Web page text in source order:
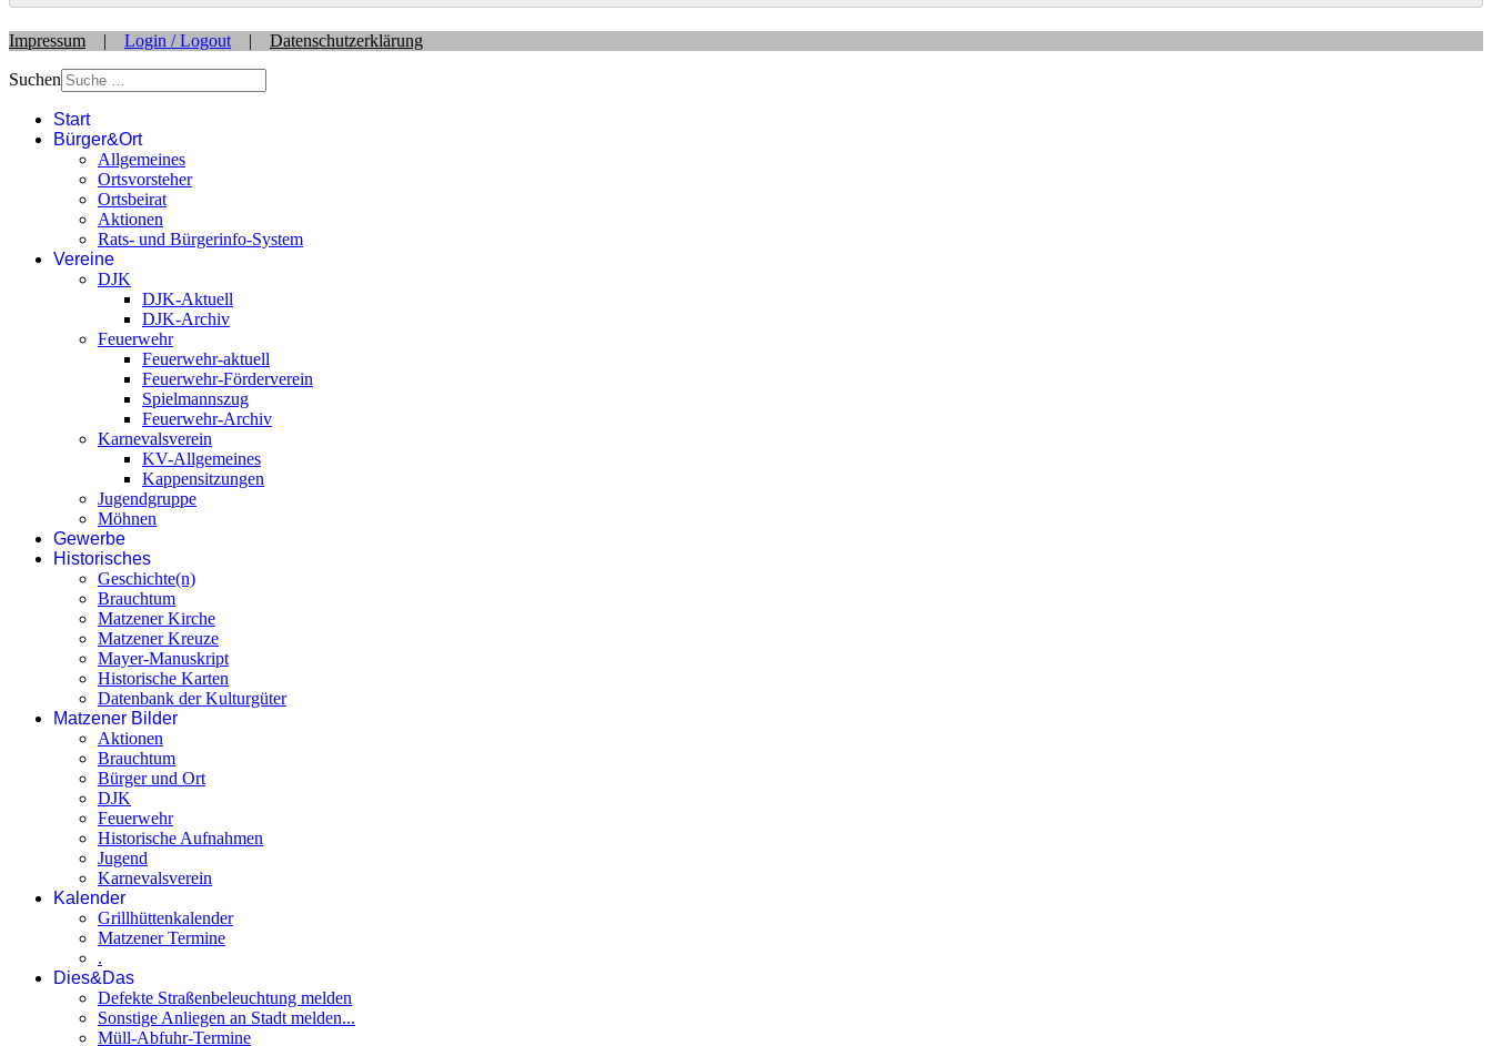
Impressum | Login / Logout | Datenschutzerklärung
Suchen
Start
Bürger&Ort
Allgemeines
Ortsvorsteher
Ortsbeirat
Aktionen
Rats- und Bürgerinfo-System
Vereine
DJK
DJK-Aktuell
DJK-Archiv
Feuerwehr
Feuerwehr-aktuell
Feuerwehr-Förderverein
Spielmannszug
Feuerwehr-Archiv
Karnevalsverein
KV-Allgemeines
Kappensitzungen
Jugendgruppe
Möhnen
Gewerbe
Historisches
Geschichte(n)
Brauchtum
Matzener Kirche
Matzener Kreuze
Mayer-Manuskript
Historische Karten
Datenbank der Kulturgüter
Matzener Bilder
Aktionen
Brauchtum
Bürger und Ort
DJK
Feuerwehr
Historische Aufnahmen
Jugend
Karnevalsverein
Kalender
Grillhüttenkalender
Matzener Termine
.
Dies&Das
Defekte Straßenbeleuchtung melden
Sonstige Anliegen an Stadt melden...
Müll-Abfuhr-Termine